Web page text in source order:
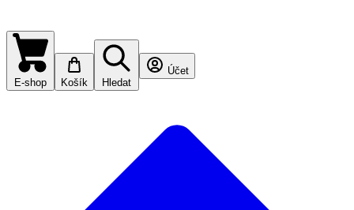
E-shop Košík Hledat
Účet